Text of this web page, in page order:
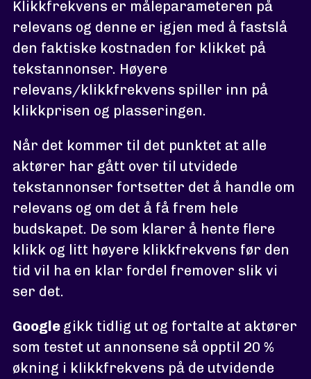
Klikkfrekvens er måleparameteren på
relevans og denne er igjen med å fastslå
den faktiske kostnaden for klikket på
tekstannonser. Høyere
relevans/klikkfrekvens spiller inn på
klikkprisen og plasseringen.
Når det kommer til det punktet at alle
aktører har gått over til utvidede
tekstannonser fortsetter det å handle om
relevans og om det å få frem hele
budskapet. De som klarer å hente flere
klikk og litt høyere klikkfrekvens før den
tid vil ha en klar fordel fremover slik vi
ser det.
Google gikk tidlig ut og fortalte at aktører
som testet ut annonsene så opptil 20 %
økning i klikkfrekvens på de utvidende